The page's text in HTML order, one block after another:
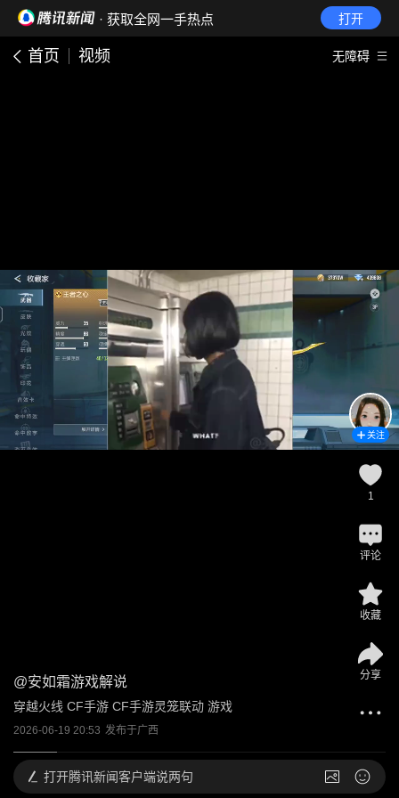
· 获取全网一手热点 打开
首页 视频 无障碍
@安如霜游戏解说
穿越火线 CF手游 CF手游灵笼联动 游戏
2026-06-19 20:53 发布于广西
关注
1
评论
收藏
分享
打开腾讯新闻客户端说两句